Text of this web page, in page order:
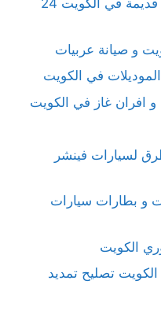
خدمات تصليح سيارات حديثة و قديمة في الكويت 24
و صيانة عربيات
في الكويت
افران غاز في الكويت
لسيارات فينشر
و بطارات سيارات
الكويت
تصليح تمديد